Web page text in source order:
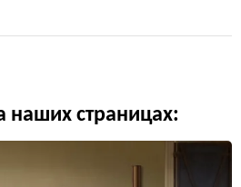
наших страницах: